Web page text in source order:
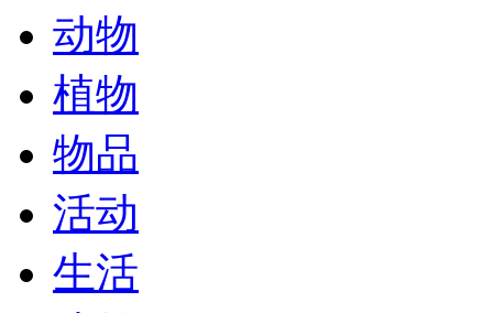
动物
植物
物品
活动
生活